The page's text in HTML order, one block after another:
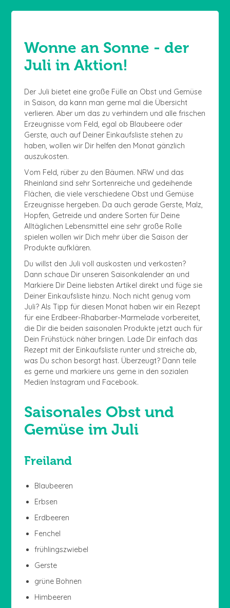
Wonne an Sonne - der
Juli in Aktion!
Der Juli bietet eine große Fülle an Obst und Gemüse
in Saison, da kann man gerne mal die Übersicht
verlieren. Aber um das zu verhindern und alle frischen
Erzeugnisse vom Feld, egal ob Blaubeere oder
Gerste, auch auf Deiner Einkaufsliste stehen zu
haben, wollen wir Dir helfen den Monat gänzlich
auszukosten.
Vom Feld, rüber zu den Bäumen. NRW und das
Rheinland sind sehr Sortenreiche und gedeihende
Flächen, die viele verschiedene Obst und Gemüse
Erzeugnisse hergeben. Da auch gerade Gerste, Malz,
Hopfen, Getreide und andere Sorten für Deine
Alltäglichen Lebensmittel eine sehr große Rolle
spielen wollen wir Dich mehr über die Saison der
Produkte aufklären.
Du willst den Juli voll auskosten und verkosten?
Dann schaue Dir unseren Saisonkalender an und
Markiere Dir Deine liebsten Artikel direkt und füge sie
Deiner Einkaufsliste hinzu. Noch nicht genug vom
Juli? Als Tipp für diesen Monat haben wir ein Rezept
für eine Erdbeer-Rhabarber-Marmelade vorbereitet,
die Dir die beiden saisonalen Produkte jetzt auch für
Dein Frühstück näher bringen. Lade Dir einfach das
Rezept mit der Einkaufsliste runter und streiche ab,
was Du schon besorgt hast. Überzeugt? Dann teile
es gerne und markiere uns gerne in den sozialen
Medien Instagram und Facebook.
Saisonales Obst und
Gemüse im Juli
Freiland
Blaubeeren
Erbsen
Erdbeeren
Fenchel
frühlingszwiebel
Gerste
grüne Bohnen
Himbeeren